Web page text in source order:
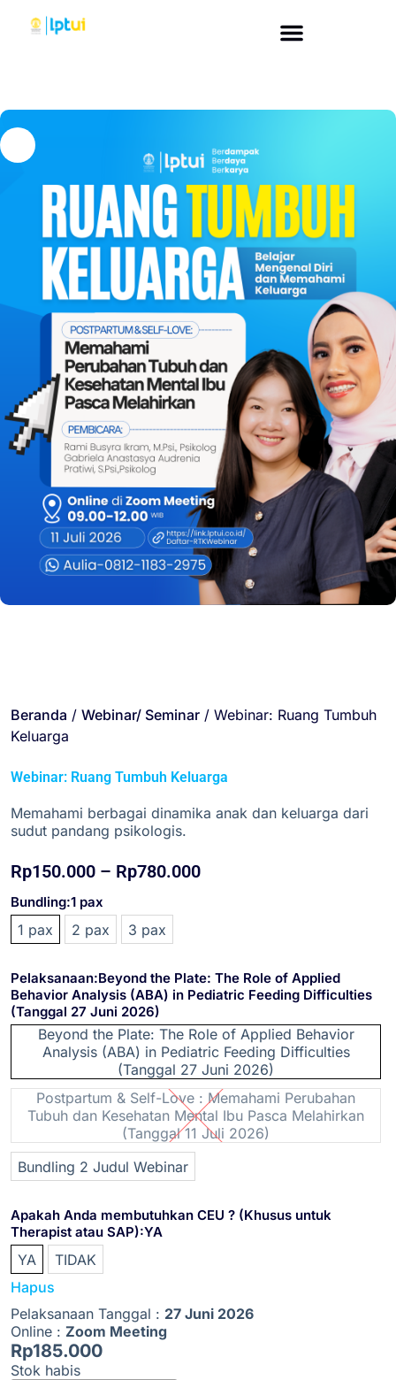
Beranda / Webinar/ Seminar / Webinar: Ruang Tumbuh
Keluarga
Webinar: Ruang Tumbuh Keluarga
Memahami berbagai dinamika anak dan keluarga dari
sudut pandang psikologis.
Rp150.000 – Rp780.000
Bundling:1 pax
1 pax 2 pax 3 pax
Pelaksanaan:Beyond the Plate: The Role of Applied
Behavior Analysis (ABA) in Pediatric Feeding Difficulties
(Tanggal 27 Juni 2026)
Beyond the Plate: The Role of Applied Behavior
Analysis (ABA) in Pediatric Feeding Difficulties
(Tanggal 27 Juni 2026)
Postpartum & Self-Love : Memahami Perubahan
Tubuh dan Kesehatan Mental Ibu Pasca Melahirkan
(Tanggal 11 Juli 2026)
Bundling 2 Judul Webinar
Apakah Anda membutuhkan CEU ? (Khusus untuk
Therapist atau SAP):YA
YA
TIDAK
Hapus
Pelaksanaan Tanggal : 27 Juni 2026
Online : Zoom Meeting
Rp185.000
Stok habis